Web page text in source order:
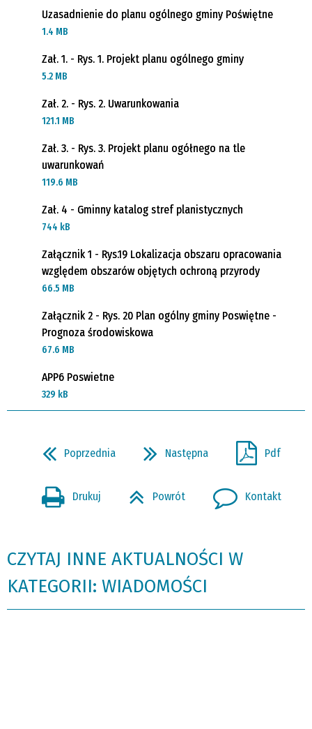
Uzasadnienie do planu ogólnego gminy Poświętne
1.4 MB
Zał. 1. - Rys. 1. Projekt planu ogólnego gminy
5.2 MB
Zał. 2. - Rys. 2. Uwarunkowania
121.1 MB
Zał. 3. - Rys. 3. Projekt planu ogółnego na tle
uwarunkowań
119.6 MB
Zał. 4 - Gminny katalog stref planistycznych
744 kB
Załącznik 1 - Rys.19 Lokalizacja obszaru opracowania
względem obszarów objętych ochroną przyrody
66.5 MB
Załącznik 2 - Rys. 20 Plan ogólny gminy Poswiętne -
Prognoza środowiskowa
67.6 MB
APP6 Poswietne
329 kB
Poprzednia Następna Pdf
Drukuj Powrót Kontakt
CZYTAJ INNE AKTUALNOŚCI W
KATEGORII: WIADOMOŚCI